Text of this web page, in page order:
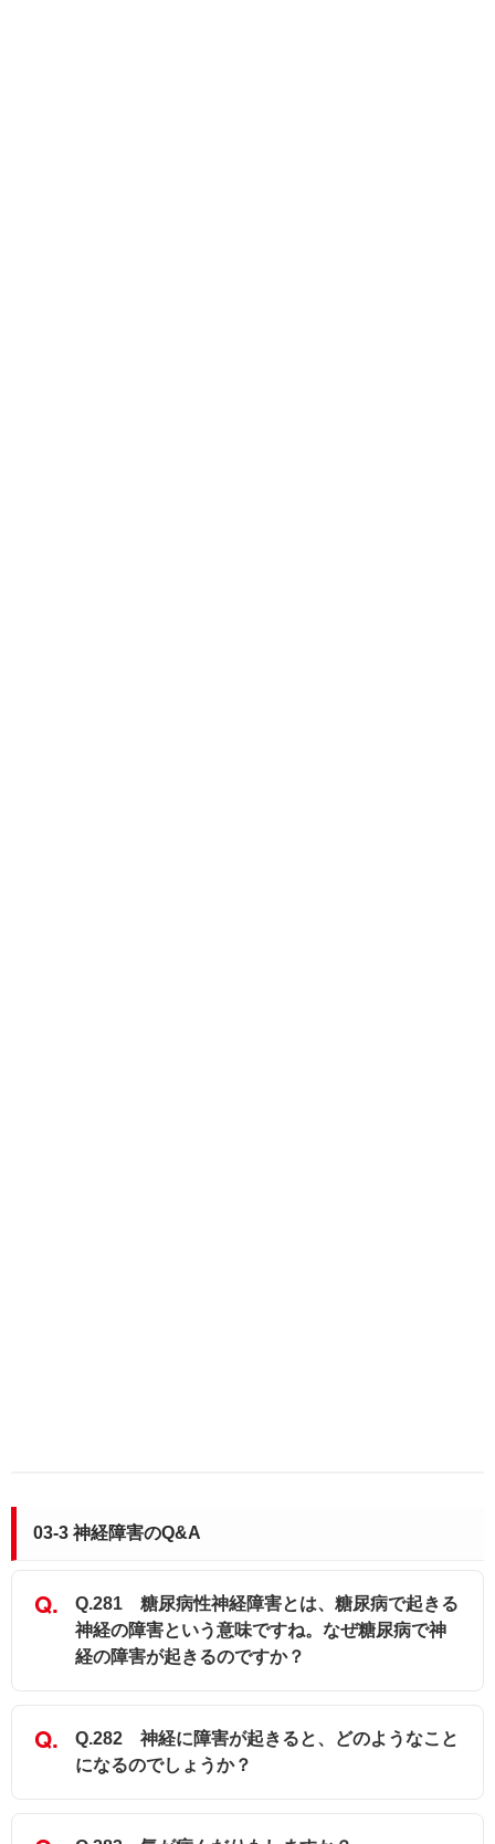
03-3 神経障害のQ&A
Q.281 糖尿病性神経障害とは、糖尿病で起きる
神経の障害という意味ですね。なぜ糖尿病で神
経の障害が起きるのですか？
Q.282 神経に障害が起きると、どのようなこと
になるのでしょうか？